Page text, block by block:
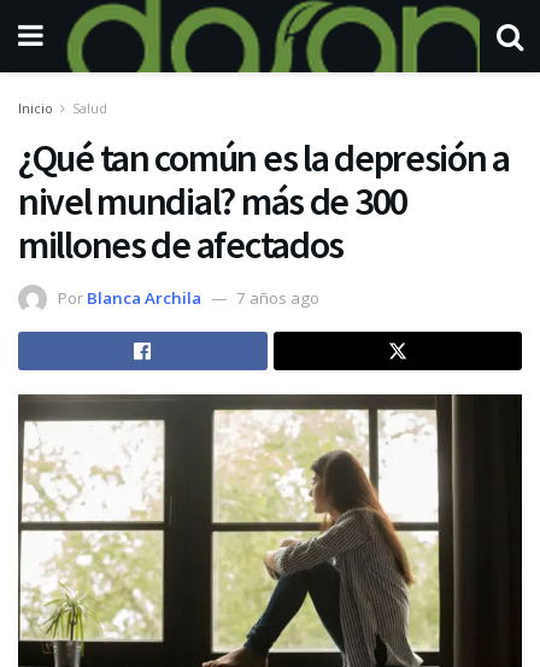
Inicio Salud
¿Qué tan común es la depresión a
nivel mundial? más de 300
millones de afectados
Por Blanca Archila 7 años ago